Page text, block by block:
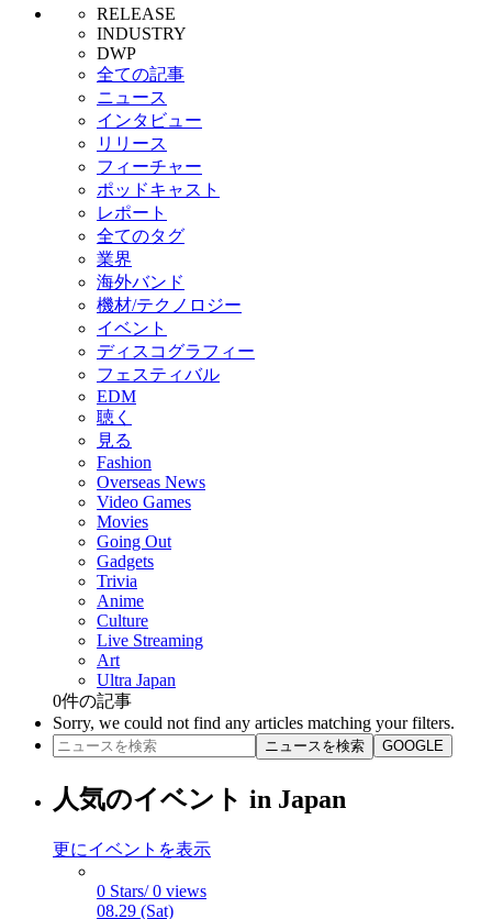
RELEASE
INDUSTRY
DWP
全ての記事
ニュース
インタビュー
リリース
フィーチャー
ポッドキャスト
レポート
全てのタグ
業界
海外バンド
機材/テクノロジー
イベント
ディスコグラフィー
フェスティバル
EDM
聴く
見る
Fashion
Overseas News
Video Games
Movies
Going Out
Gadgets
Trivia
Anime
Culture
Live Streaming
Art
Ultra Japan
0件の記事
Sorry, we could not find any articles matching your filters.
ニュースを検索 GOOGLE
人気のイベント in Japan
更にイベントを表示
0 Stars/ 0 views
08.29 (Sat)